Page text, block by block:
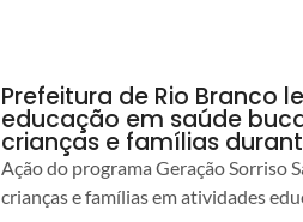
Prefeitura de Rio Branco
educação em saúde
crianças e famílias
Ação do programa Geração Sorriso
crianças e famílias em atividades